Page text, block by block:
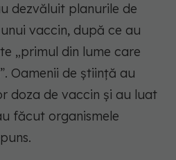
dezvăluit planurile de
vaccin, după ce au
„primul din lume care
Oamenii de știință au
doza de vaccin și au luat
făcut organismele